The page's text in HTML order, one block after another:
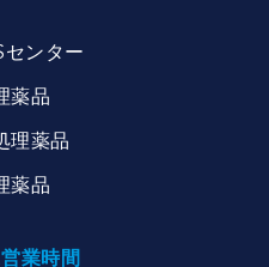
センター
薬品
理薬品
薬品
業時間